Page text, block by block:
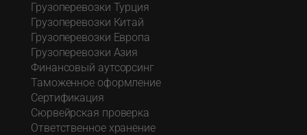
Грузоперевозки Турция
Грузоперевозки Китай
Грузоперевозки Европа
Грузоперевозки Азия
Финансовый аутсорсинг
Таможенное оформление
Сертификация
Сюрвейрская проверка
Ответственное хранение